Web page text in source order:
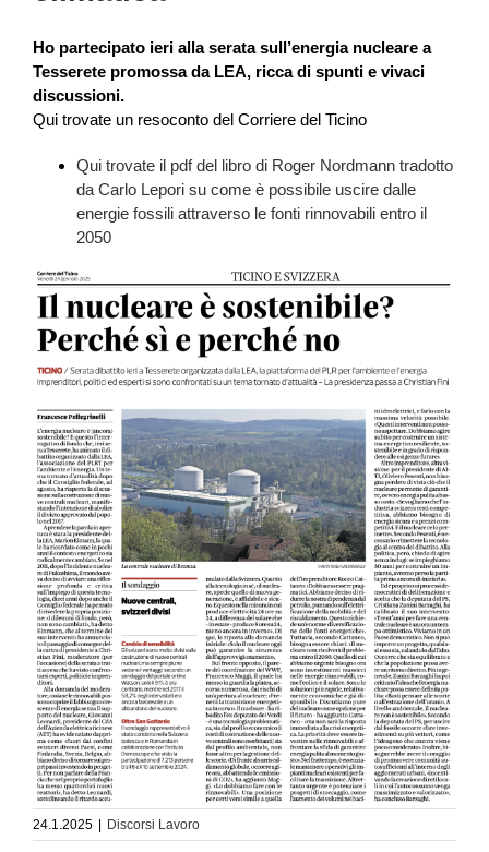
Ho partecipato ieri alla serata sull’energia nucleare a
Tesserete promossa da LEA, ricca di spunti e vivaci
discussioni.
Qui trovate un resoconto del Corriere del Ticino
Qui trovate il pdf del libro di Roger Nordmann tradotto
da Carlo Lepori su come è possibile uscire dalle
energie fossili attraverso le fonti rinnovabili entro il
2050
24.1.2025 | Discorsi Lavoro